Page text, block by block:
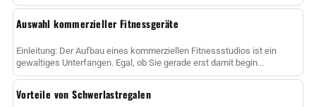
Auswahl kommerzieller Fitnessgeräte
Einleitung: Der Aufbau eines kommerziellen Fitnessstudios ist ein
gewaltiges Unterfangen. Egal, ob Sie gerade erst damit begin...
Vorteile von Schwerlastregalen